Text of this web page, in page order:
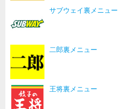
サブウェイ裏メニュー
二郎裏メニュー
王将裏メニュー